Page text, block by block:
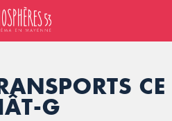
CE
G